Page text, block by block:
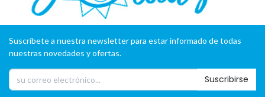
Suscríbete a nuestra newsletter para estar informado de todas
nuestras novedades y ofertas.
Suscribirse